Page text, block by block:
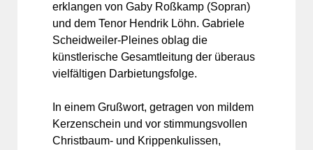
erklangen von Gaby Roßkamp (Sopran)
und dem Tenor Hendrik Löhn. Gabriele
Scheidweiler-Pleines oblag die
künstlerische Gesamtleitung der überaus
vielfältigen Darbietungsfolge.
In einem Grußwort, getragen von mildem
Kerzenschein und vor stimmungsvollen
Christbaum- und Krippenkulissen,